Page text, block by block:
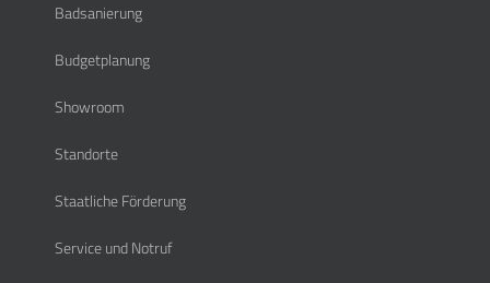
Badsanierung
Budgetplanung
Showroom
Standorte
Staatliche Förderung
Service und Notruf